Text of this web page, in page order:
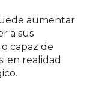
aumentar
a sus
capaz de
en realidad